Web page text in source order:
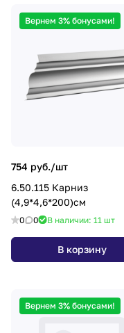
Вернем 3% бонусами!
754 руб./шт
6.50.115 Карниз
(4,9*4,6*200)см
0 0 В наличии: 11 шт
В корзину
Вернем 3% бонусами!